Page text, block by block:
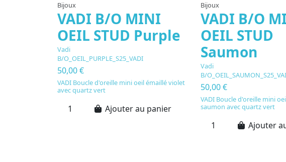
Bijoux
VADI B/O MINI
OEIL STUD Purple
Vadi
B/O_OEIL_PURPLE_S25_VADI
50,00 €
VADI Boucle d'oreille mini oeil émaillé violet
avec quartz vert
Ajouter au panier
Bijoux
VADI B/O
OEIL STUD
Saumon
Vadi
B/
50,00 €
VADI Boucle d'oreille mini
saumon avec quartz vert
Ajouter